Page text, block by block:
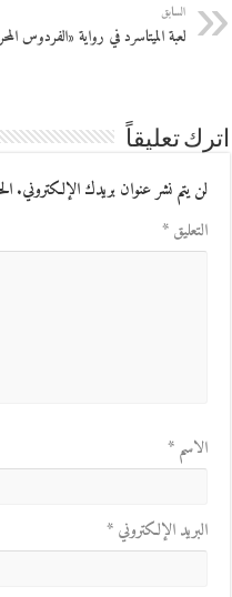
السابق
لعبة الميتاسرد في رواية «الفردوس
اترك تعليقاً
لن يتم نشر عنوان بريدك الإلكتروني.
التعليق*
الاسم*
البريد الإلكتروني*